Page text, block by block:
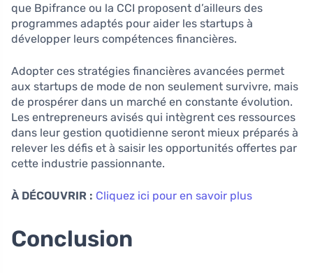
que Bpifrance ou la CCI proposent d’ailleurs des
programmes adaptés pour aider les startups à
développer leurs compétences financières.
Adopter ces stratégies financières avancées permet
aux startups de mode de non seulement survivre, mais
de prospérer dans un marché en constante évolution.
Les entrepreneurs avisés qui intègrent ces ressources
dans leur gestion quotidienne seront mieux préparés à
relever les défis et à saisir les opportunités offertes par
cette industrie passionnante.
À DÉCOUVRIR : Cliquez ici pour en savoir plus
Conclusion